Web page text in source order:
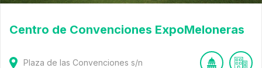
Centro de Convenciones ExpoMeloneras
Plaza de las Convenciones s/n